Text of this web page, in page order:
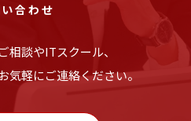
合わせ
相談やITスクール、
気軽にご連絡ください。